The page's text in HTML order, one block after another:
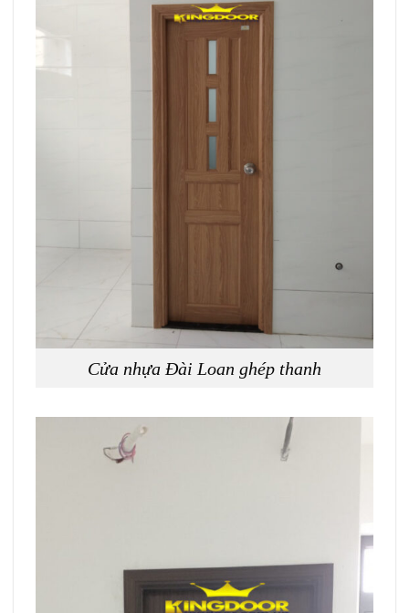
Cửa nhựa Đài Loan ghép thanh